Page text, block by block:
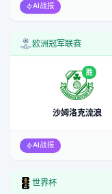
AI战报
欧洲冠军联赛
胜
沙姆洛克流浪
AI战报
世界杯